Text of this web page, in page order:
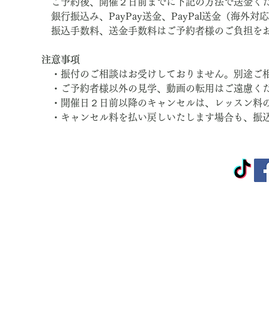
銀行振込み、PayPay送金、PayPal送金（海外対
振込手数料、送金手数料はご予約者様のご負担を
注意事項
・振付のご相談はお受けしておりません。別途ご
・ご予約者様以外の見学、動画の転用はご遠慮く
・開催日２日前以降のキャンセルは、レッスン料
・キャンセル料を払い戻しいたします場合も、振